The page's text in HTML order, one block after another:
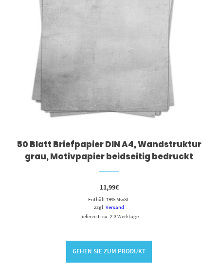
50 Blatt Briefpapier DIN A4, Wandstruktur
grau, Motivpapier beidseitig bedruckt
11,99€
Enthält 19% MwSt.
zzgl. Versand
Lieferzeit: ca. 2-3 Werktage
GEHEN SIE ZUM PRODUKT